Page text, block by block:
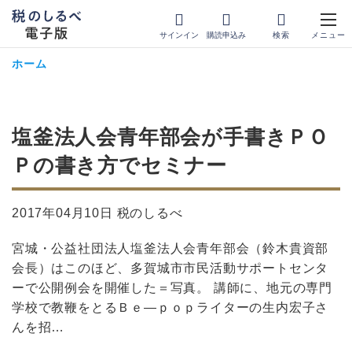
サインイン 購読申込み
ホーム
塩釜法人会青年部会が手書きＰＯ
Ｐの書き方でセミナー
2017年04月10日 税のしるべ
宮城・公益社団法人塩釜法人会青年部会（鈴木貴資部
会長）はこのほど、多賀城市市民活動サポートセンタ
ーで公開例会を開催した＝写真。 講師に、地元の専門
学校で教鞭をとるＢｅ―ｐｏｐライターの生内宏子さ
んを招…